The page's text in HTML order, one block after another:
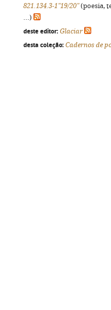
821.134.3-1"19/20"(poesia,
...)
deste editor: Glaciar
desta coleção: Cadernos de